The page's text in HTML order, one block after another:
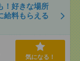
！好きな場所
給料もらえる
気になる！